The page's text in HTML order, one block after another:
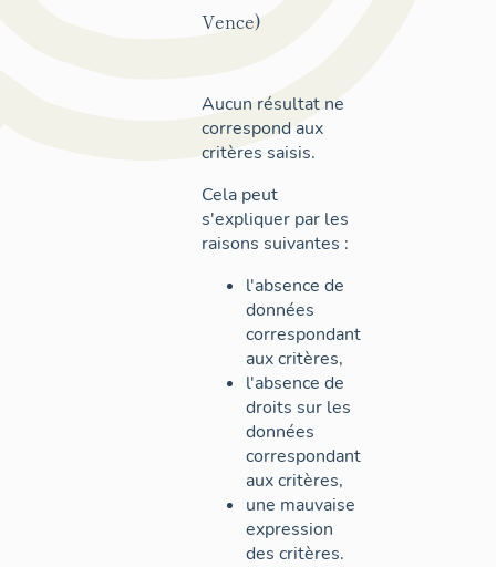
Vence)
Aucun résultat ne
correspond aux
critères saisis.
Cela peut
s'expliquer par les
raisons suivantes :
l'absence de
données
correspondant
aux critères,
l'absence de
droits sur les
données
correspondant
aux critères,
une mauvaise
expression
des critères.